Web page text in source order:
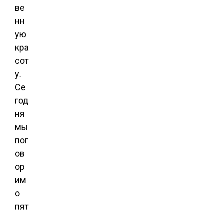
ве
нн
ую
кра
сот
у.
Се
год
ня
мы
пог
ов
ор
им
о
пят